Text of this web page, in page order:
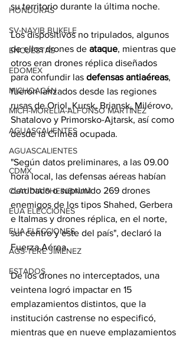
HONDURAS
SV-NAYIB BUKELE
ENCUESTAS
EDOMEX
MICHOACÁN
MICH-MORELIA-ALFONSO MARTÍNEZ
AGUASCALIENTES
AGUASCALIENTES
CDMX
CLAUDIA SHEINBAUM
EUA ELECCIONES
EUA ELECCIONES
AGS-TERE JIMÉNEZ
ESTADOS
su territorio durante la última noche.
Los dispositivos no tripulados, algunos
de ellos drones de ataque, mientras que
otros eran drones réplica diseñados
para confundir las defensas antiaéreas,
fueron lanzados desde las regiones
rusas de Oriol, Kursk, Briansk, Milérovo,
Shatalovo y Primorsko-Ajtarsk, así como
desde la Crimea ocupada.
"Según datos preliminares, a las 09.00
hora local, las defensas aéreas habían
derribado o suprimido 269 drones
enemigos de los tipos Shahed, Gerbera
e Italmas y drones réplica, en el norte,
sur centro y este del país", declaró la
Fuerza Aérea.
De los drones no interceptados, una
veintena logró impactar en 15
emplazamientos distintos, que la
institución castrense no especificó,
mientras que en nueve emplazamientos